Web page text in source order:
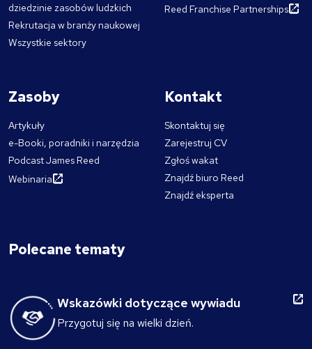
dziedzinie zasobów ludzkich
Rekrutacja w branży naukowej
Wszystkie sektory
Reed Franchise Partnerships
Zasoby
Artykuły
e-Booki, poradniki i narzędzia
Podcast James Reed
Webinaria
Kontakt
Skontaktuj się
Zarejestruj CV
Zgłoś wakat
Znajdź biuro Reed
Znajdź eksperta
Polecane tematy
Wskazówki dotyczące wywiadu
Przygotuj się na wielki dzień.